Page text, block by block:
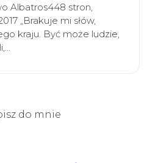
Albatros448 stron,
„Brakuje mi słów,
kraju. Być może ludzie,
do mnie